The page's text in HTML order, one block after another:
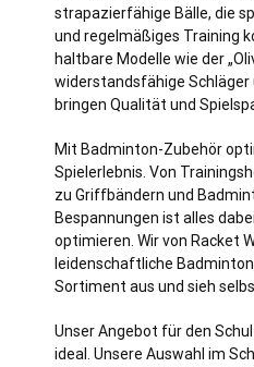
strapazierfähige Bälle, die
und regelmäßiges Training
haltbare Modelle wie der
widerstandsfähige Schläger
bringen Qualität und
Mit Badminton-Zubehör
Spielerlebnis. Von
zu Griffbändern und
Bespannungen ist alles
optimieren. Wir von Racket
leidenschaftliche
Sortiment aus und sieh
Unser Angebot für den
ideal. Unsere Auswahl im